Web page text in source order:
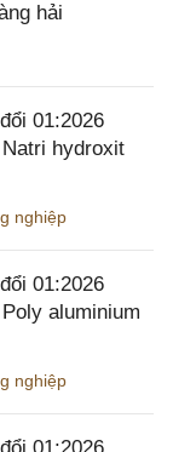
hải
01:2026
hydroxit
nghiệp
01:2026
aluminium
nghiệp